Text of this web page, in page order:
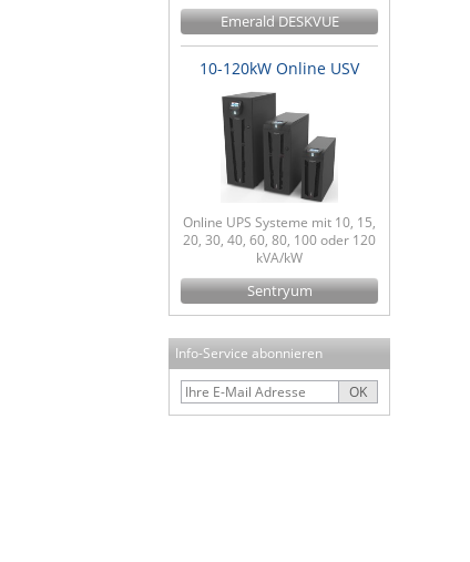
Emerald DESKVUE
10-120kW Online USV
Online UPS Systeme mit 10, 15,
20, 30, 40, 60, 80, 100 oder 120
kVA/kW
Sentryum
Info-Service abonnieren
OK